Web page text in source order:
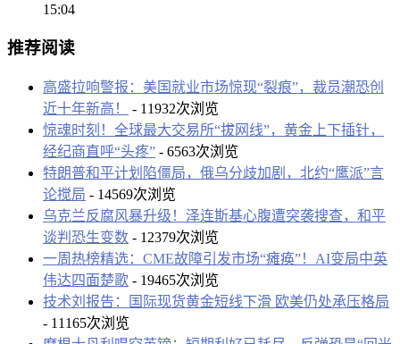
15:04
推荐阅读
高盛拉响警报：美国就业市场惊现“裂痕”，裁员潮恐创
近十年新高！
- 11932次浏览
惊魂时刻！全球最大交易所“拔网线”，黄金上下插针，
经纪商直呼“头疼” - 6563次浏览
特朗普和平计划陷僵局，俄乌分歧加剧，北约“鹰派”言
论搅局 - 14569次浏览
乌克兰反腐风暴升级！泽连斯基心腹遭突袭搜查，和平
谈判恐生变数 - 12379次浏览
一周热榜精选：CME故障引发市场“瘫痪”！AI变局中英
伟达四面楚歌 - 19465次浏览
技术刘报告：国际现货黄金短线下滑 欧美仍处承压格局
- 11165次浏览